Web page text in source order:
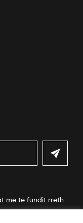
më të fundit rreth